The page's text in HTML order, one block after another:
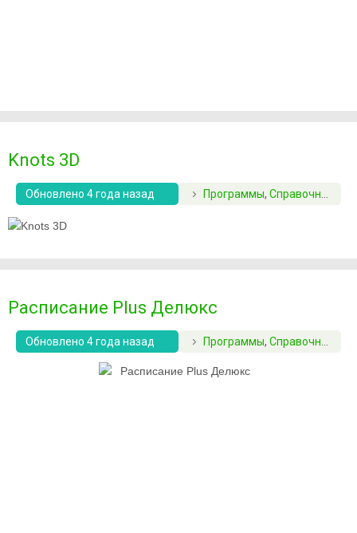
Knots 3D
Обновлено 4 года назад Программы, Справочники
Расписание Plus Делюкс
Обновлено 4 года назад Программы, Справочники